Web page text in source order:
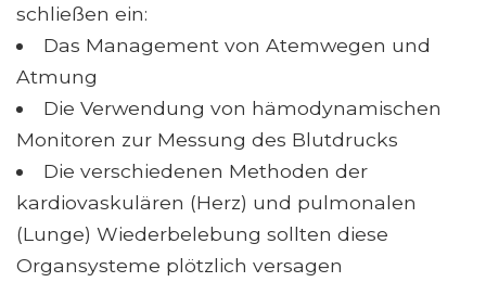
schließen ein:
Das Management von Atemwegen und
Atmung
Die Verwendung von hämodynamischen
Monitoren zur Messung des Blutdrucks
Die verschiedenen Methoden der
kardiovaskulären (Herz) und pulmonalen
(Lunge) Wiederbelebung sollten diese
Organsysteme plötzlich versagen